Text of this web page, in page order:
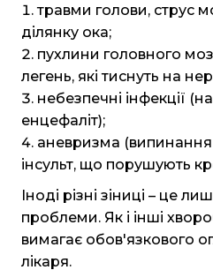
травми голови, струс
ділянку ока;
пухлини головного
легень, які тиснуть на
небезпечні інфекції
енцефаліт);
аневризма (випинання
інсульт, що порушують
Іноді різні зіниці – це
проблеми. Як і інші
вимагає обов'язкового
лікаря.